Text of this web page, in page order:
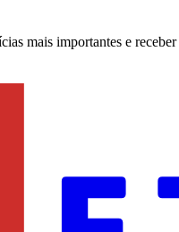
mais importantes e receber